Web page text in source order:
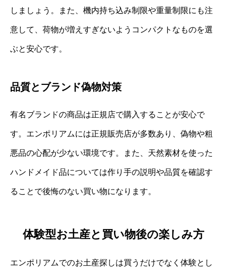
しましょう。また、機内持ち込み制限や重量制限にも注
意して、荷物が増えすぎないようコンパクトなものを選
ぶと安心です。
品質とブランド偽物対策
有名ブランドの商品は正規店で購入することが安心で
す。エンポリアムには正規販売店が多数あり、偽物や粗
悪品の心配が少ない環境です。また、天然素材を使った
ハンドメイド品については作り手の説明や品質を確認す
ることで後悔のない買い物になります。
体験型お土産と買い物後の楽しみ方
エンポリアムでのお土産探しは買うだけでなく体験とし